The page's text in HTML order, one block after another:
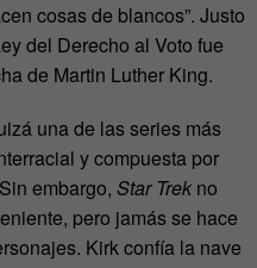
cosas de blancos”. Justo
del Derecho al Voto fue
de Martin Luther King.
una de las series más
y compuesta por
embargo, Star Trek no
pero jamás se hace
Kirk confía la nave